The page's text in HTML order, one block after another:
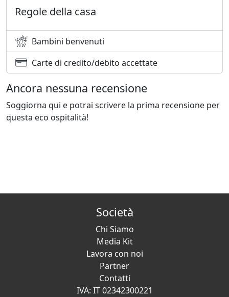
Regole della casa
Bambini benvenuti
Carte di credito/debito accettate
Ancora nessuna recensione
Soggiorna qui e potrai scrivere la prima recensione per
questa eco ospitalità!
Società
Chi Siamo
Media Kit
Lavora con noi
Partner
Contatti
IVA: IT 02342300221